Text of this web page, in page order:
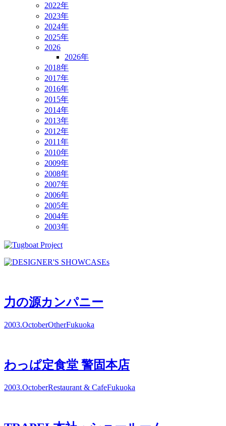
2022年
2023年
2024年
2025年
2026
2026年
2018年
2017年
2016年
2015年
2014年
2013年
2012年
2011年
2010年
2009年
2008年
2007年
2006年
2005年
2004年
2003年
力の源カンパニー
2003.OctoberOtherFukuoka
わっぱ定食堂 警固本店
2003.OctoberRestaurant & CafeFukuoka